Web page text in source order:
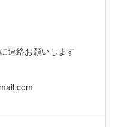
連絡お願いします